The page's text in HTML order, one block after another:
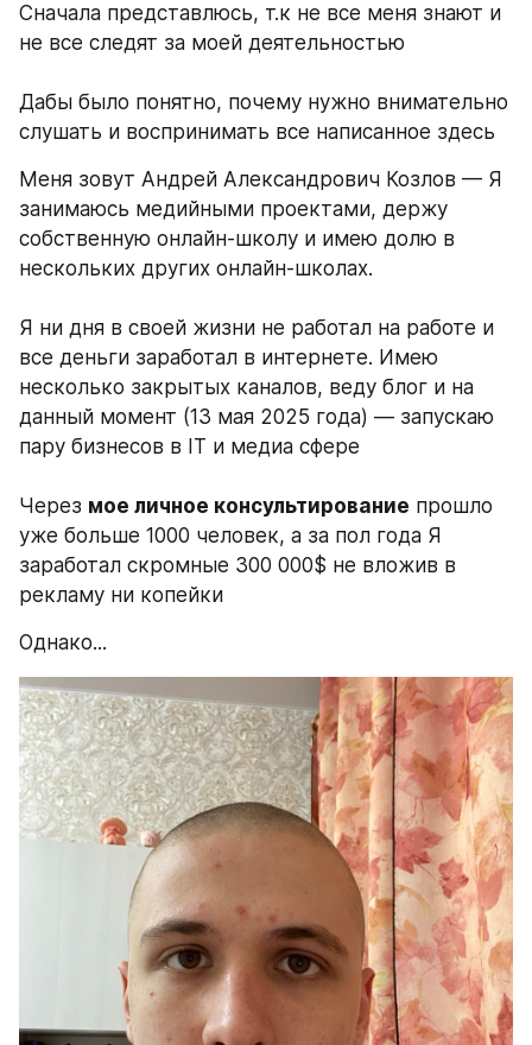
Сначала представлюсь, т.к не все меня знают и
не все следят за моей деятельностью
Дабы было понятно, почему нужно внимательно
слушать и воспринимать все написанное здесь
Меня зовут Андрей Александрович Козлов — Я
занимаюсь медийными проектами, держу
собственную онлайн-школу и имею долю в
нескольких других онлайн-школах.
Я ни дня в своей жизни не работал на работе и
все деньги заработал в интернете. Имею
несколько закрытых каналов, веду блог и на
данный момент (13 мая 2025 года) — запускаю
пару бизнесов в IT и медиа сфере
Через мое личное консультирование прошло
уже больше 1000 человек, а за пол года Я
заработал скромные 300 000$ не вложив в
рекламу ни копейки
Однако...